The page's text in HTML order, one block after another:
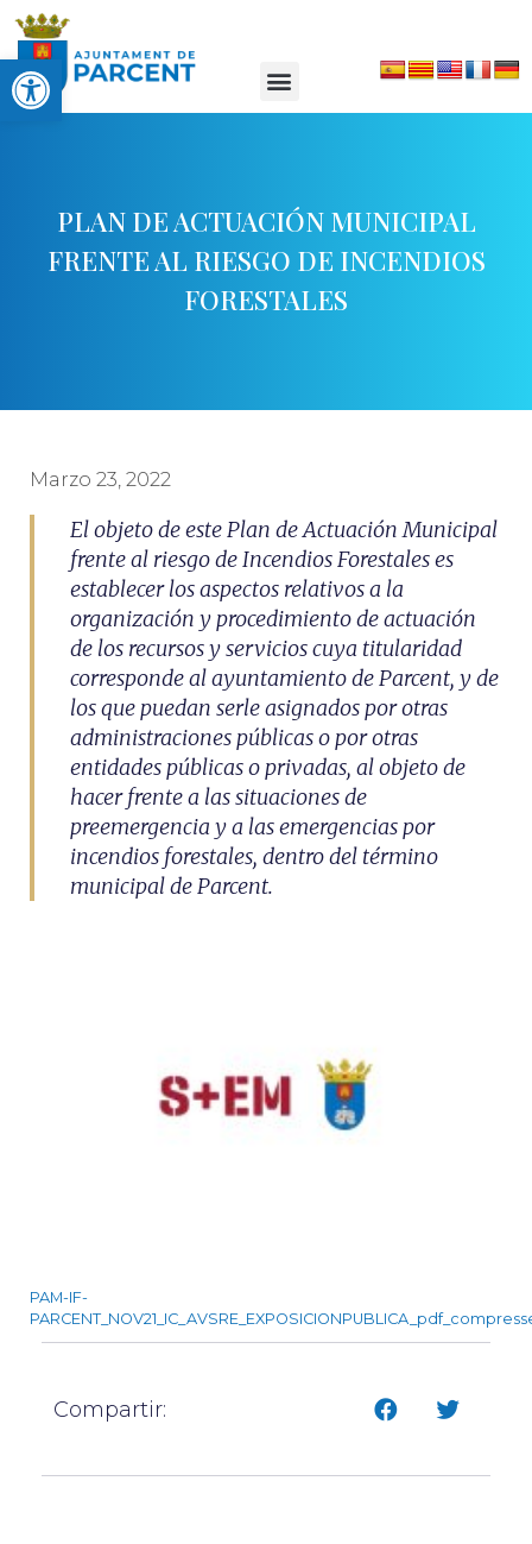
Abrir barra de herramientas
PLAN DE ACTUACIÓN MUNICIPAL
FRENTE AL RIESGO DE INCENDIOS
FORESTALES
Marzo 23, 2022
El objeto de este Plan de Actuación Municipal
frente al riesgo de Incendios Forestales es
establecer los aspectos relativos a la
organización y procedimiento de actuación
de los recursos y servicios cuya titularidad
corresponde al ayuntamiento de Parcent, y de
los que puedan serle asignados por otras
administraciones públicas o por otras
entidades públicas o privadas, al objeto de
hacer frente a las situaciones de
preemergencia y a las emergencias por
incendios forestales, dentro del término
municipal de Parcent.
PAM-IF-
Compartir: